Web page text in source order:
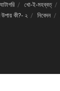
খো-ই-মহব্বত্
উপায় কী?- ২ নিবেদন